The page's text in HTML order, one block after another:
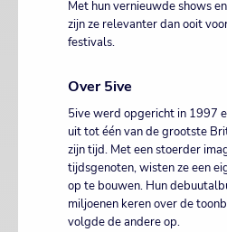
Met hun vernieuwde shows
zijn ze relevanter dan ooit
festivals.
Over 5ive
5ive werd opgericht in 1997
uit tot één van de grootste
zijn tijd. Met een stoerder
tijdsgenoten, wisten ze een
op te bouwen. Hun
miljoenen keren over de
volgde de andere op.